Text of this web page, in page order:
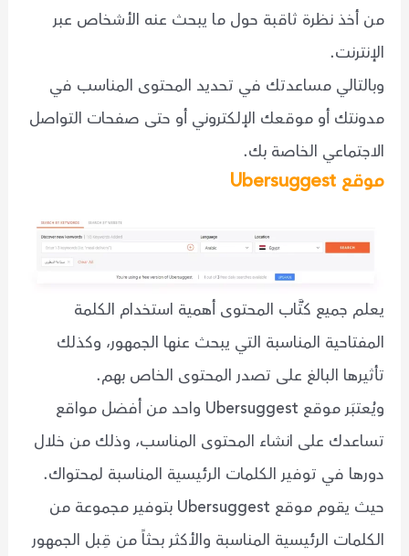
من أخذ نظرة ثاقبة حول ما يبحث عنه الأشخاص عبر
الإنترنت.
وبالتالي مساعدتك في تحديد المحتوى المناسب في
مدونتك أو موقعك الإلكتروني أو حتى صفحات التواصل
الاجتماعي الخاصة بك.
موقع Ubersuggest
يعلم جميع كتَّاب المحتوى أهمية استخدام الكلمة
المفتاحية المناسبة التي يبحث عنها الجمهور، وكذلك
تأثيرها البالغ على تصدر المحتوى الخاص بهم.
ويُعتبَر موقع Ubersuggest واحد من أفضل مواقع
تساعدك على انشاء المحتوى المناسب، وذلك من خلال
دورها في توفير الكلمات الرئيسية المناسبة لمحتواك.
حيث يقوم موقع Ubersuggest بتوفير مجموعة من
الكلمات الرئيسية المناسبة والأكثر بحثاً من قِبل الجمهور